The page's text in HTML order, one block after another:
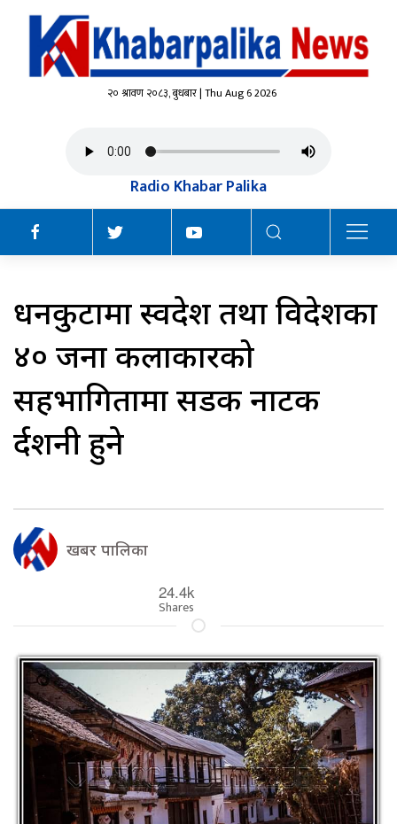
२० श्रावण २०८३, बुधबार | Thu Aug 6 2026
Radio Khabar Palika
धनकुटामा स्वदेश तथा विदेशका
४० जना कलाकारको
सहभागितामा सडक नाटक
प्रर्दशनी हुने
खबर पालिका
24.4k
Shares